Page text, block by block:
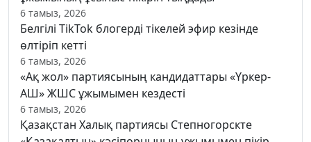
6 тамыз, 2026
Белгілі TikTok блогерді тікелей эфир кезінде
өлтіріп кетті
6 тамыз, 2026
«Ақ жол» партиясының кандидаттары «Үркер-
АШ» ЖШС ұжымымен кездесті
6 тамыз, 2026
Қазақстан Халық партиясы Степногорскте